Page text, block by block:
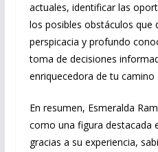
actuales, identificar las
los posibles obstáculos que
perspicacia y profundo
toma de decisiones
enriquecedora de tu camino
En resumen, Esmeralda
como una figura destacada
gracias a su experiencia,